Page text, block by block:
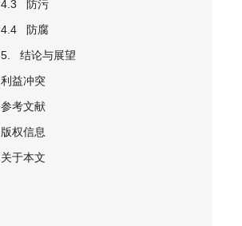
4.3 防污
4.4 防腐
5. 结论与展望
利益冲突
参考文献
版权信息
关于本文